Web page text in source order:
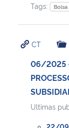
Tags:
Bolsa
CT
06/2025
Ultimas
22/